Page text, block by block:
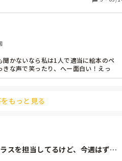
聞かないなら私は1人で適当に絵本のペ
な声で笑ったり、へー面白い！えっ
ゃおっか！って言って集めてました。
ないって違和感を感じて静かになる
もっと見る
スを担当してるけど、今週はずっ